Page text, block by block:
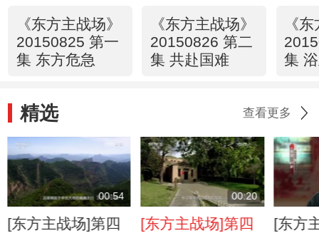
《东方主战场》
20150825 第一
集 东方危急
《东方主战场》
20150826 第二
集 共赴国难
《
集
精选 查看更多
00:54
[东方主战场]第四
00:20
[东方主战场]第四
[东方